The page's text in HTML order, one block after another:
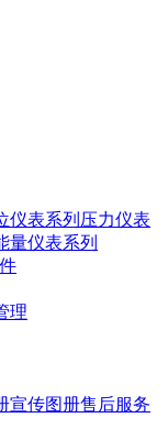
仪表系列 压力仪表
量仪表系列
理
宣传图册售后服务